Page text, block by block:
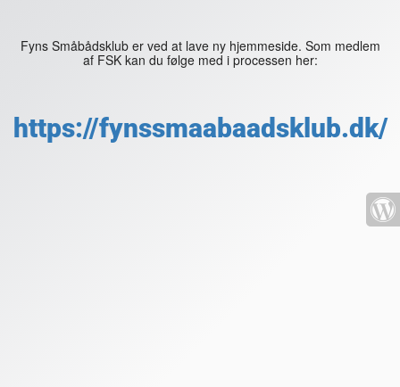
Fyns Småbådsklub er ved at lave ny hjemmeside. Som medlem
af FSK kan du følge med i processen her:
https://fynssmaabaadsklub.dk/